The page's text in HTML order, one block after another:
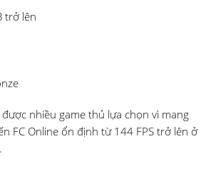
trở lên
nhiều game thủ lựa chọn vì mang
FC Online ổn định từ 144 FPS trở lên ở